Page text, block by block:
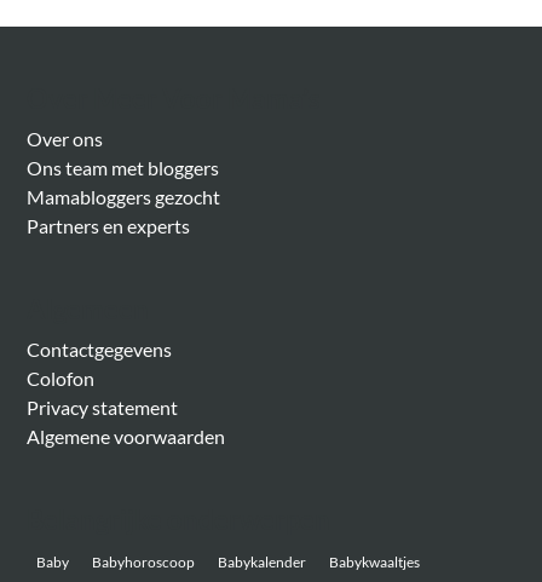
Over ons
Ons team met bloggers
Mamabloggers gezocht
Partners en experts
Contactgegevens
Colofon
Privacy statement
Algemene voorwaarden
Baby Babyhoroscoop Babykalender
Babykwaaltjes